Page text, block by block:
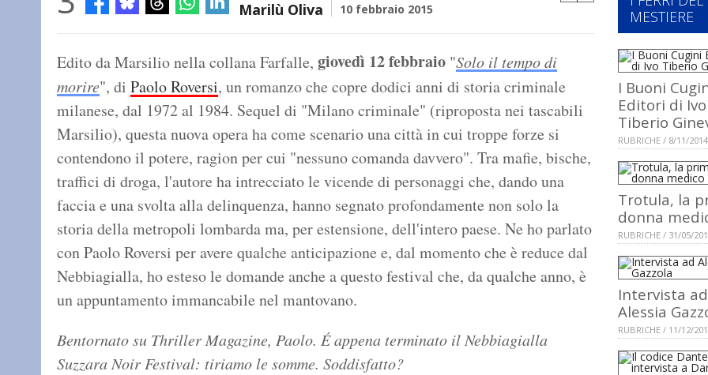
Marilù Oliva
10 febbraio 2015
Edito da Marsilio nella collana Farfalle, giovedì 12 febbraio "Solo il tempo di
morire", di Paolo Roversi, un romanzo che copre dodici anni di storia criminale
milanese, dal 1972 al 1984. Sequel di "Milano criminale" (riproposta nei tascabili
Marsilio), questa nuova opera ha come scenario una città in cui troppe forze si
contendono il potere, ragion per cui "nessuno comanda davvero". Tra mafie, bische,
traffici di droga, l'autore ha intrecciato le vicende di personaggi che, dando una
faccia e una svolta alla delinquenza, hanno segnato profondamente non solo la
storia della metropoli lombarda ma, per estensione, dell'intero paese. Ne ho parlato
con Paolo Roversi per avere qualche anticipazione e, dal momento che è reduce dal
Nebbiagialla, ho esteso le domande anche a questo festival che, da qualche anno, è
un appuntamento immancabile nel mantovano.
Bentornato su Thriller Magazine, Paolo. É appena terminato il Nebbiagialla
Suzzara Noir Festival: tiriamo le somme. Soddisfatto?
MESTIERE
I Buoni
Editori di Ivo
Tiberio
RUBRICHE / 8/11/2014
Trotula, la
donna
RUBRICHE / 31/05/
Intervista ad
Alessia
RUBRICHE / 11/12/